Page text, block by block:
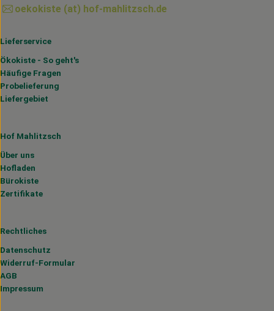
oekokiste (at) hof-mahlitzsch.de
Lieferservice
Ökokiste - So geht's
Häufige Fragen
Probelieferung
Liefergebiet
Hof Mahlitzsch
Über uns
Hofladen
Bürokiste
Zertifikate
Rechtliches
Datenschutz
Widerruf-Formular
AGB
Impressum